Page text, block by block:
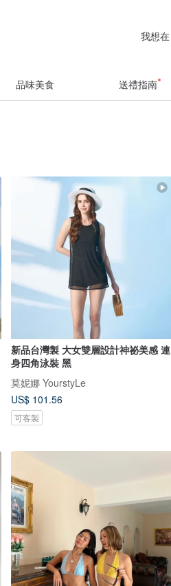
我想
品味美食 送禮指南
新品台灣製 大女雙層設計神祕美感 連
身四角泳裝 黑
莫妮娜 YourstyLe
US$ 101.56
可客製